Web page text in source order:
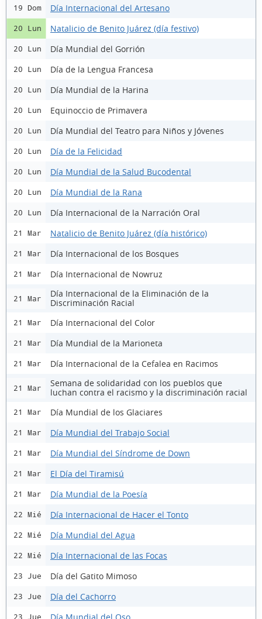
19 Dom Día Internacional del Artesano
20 Lun Natalicio de Benito Juárez (día festivo)
20 Lun Día Mundial del Gorrión
20 Lun Día de la Lengua Francesa
20 Lun Día Mundial de la Harina
20 Lun Equinoccio de Primavera
20 Lun Día Mundial del Teatro para Niños y Jóvenes
20 Lun Día de la Felicidad
20 Lun Día Mundial de la Salud Bucodental
20 Lun Día Mundial de la Rana
20 Lun Día Internacional de la Narración Oral
21 Mar Natalicio de Benito Juárez (día histórico)
21 Mar Día Internacional de los Bosques
21 Mar Día Internacional de Nowruz
21 Mar
Día Internacional de la Eliminación de la
Discriminación Racial
21 Mar Día Internacional del Color
21 Mar Día Mundial de la Marioneta
21 Mar Día Internacional de la Cefalea en Racimos
21 Mar
Semana de solidaridad con los pueblos que
luchan contra el racismo y la discriminación racial
21 Mar Día Mundial de los Glaciares
21 Mar Día Mundial del Trabajo Social
21 Mar Día Mundial del Síndrome de Down
21 Mar El Día del Tiramisú
21 Mar Día Mundial de la Poesía
22 Mié Día Internacional de Hacer el Tonto
22 Mié Día Mundial del Agua
22 Mié Día Internacional de las Focas
23 Jue Día del Gatito Mimoso
23 Jue Día del Cachorro
23 Jue Día Mundial del Oso